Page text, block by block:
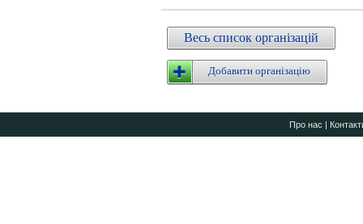
Весь список організацій
Добавити організацію
Про нас |